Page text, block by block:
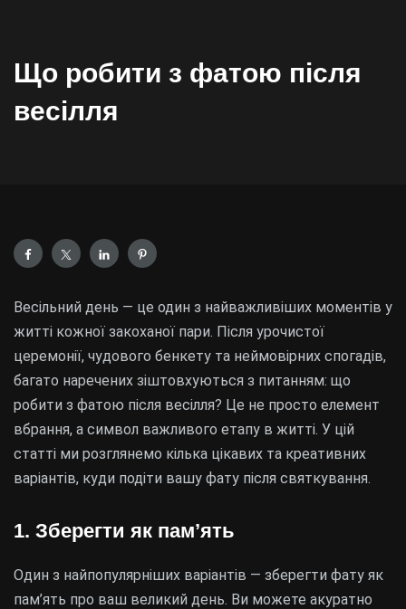
Що робити з фатою після
весілля
Весільний день — це один з найважливіших моментів у
житті кожної закоханої пари. Після урочистої
церемонії, чудового бенкету та неймовірних спогадів,
багато наречених зіштовхуються з питанням: що
робити з фатою після весілля? Це не просто елемент
вбрання, а символ важливого етапу в житті. У цій
статті ми розглянемо кілька цікавих та креативних
варіантів, куди подіти вашу фату після святкування.
1. Зберегти як пам’ять
Один з найпопулярніших варіантів — зберегти фату як
пам’ять про ваш великий день. Ви можете акуратно